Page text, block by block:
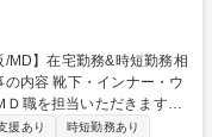
Ｄ職を担当いただきます。
要ポジションのお任せい
援あり
時短勤務あり